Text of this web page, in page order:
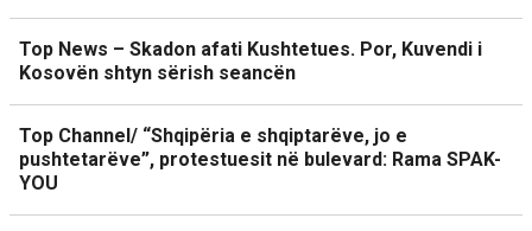
Top News – Skadon afati Kushtetues. Por, Kuvendi i
Kosovën shtyn sërish seancën
Top Channel/ “Shqipëria e shqiptarëve, jo e
pushtetarëve”, protestuesit në bulevard: Rama SPAK-
YOU